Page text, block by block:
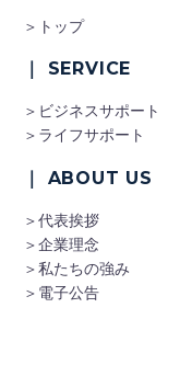
＞トップ
｜ SERVICE
＞ビジネスサポート
＞ライフサポート
｜ ABOUT US
＞代表挨拶
＞企業理念
＞私たちの強み
＞電子公告